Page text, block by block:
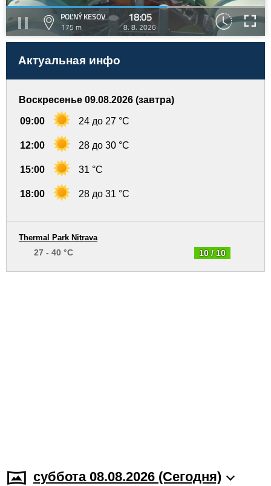
POĽNÝ KESOV
175 m
18:05
8. 8. 2026
Актуальная инфо
Воскресенье 09.08.2026 (завтра)
09:00 24 до 27 °C
12:00 28 до 30 °C
15:00 31 °C
18:00 28 до 31 °C
10 / 10
Thermal Park Nitrava
27 - 40 °C
суббота 08.08.2026 (Cегодня)